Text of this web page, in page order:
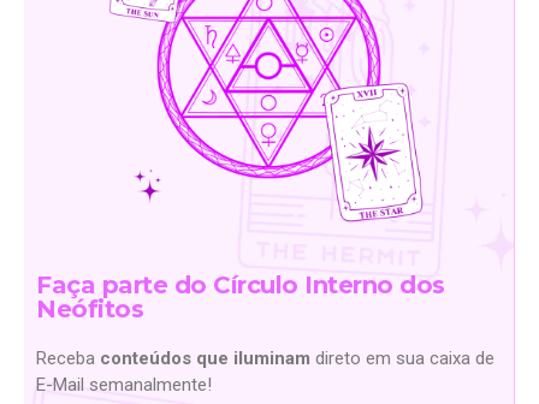
Faça parte do Círculo Interno dos
Neófitos
Receba conteúdos que iluminam direto em sua caixa de
E-Mail semanalmente!